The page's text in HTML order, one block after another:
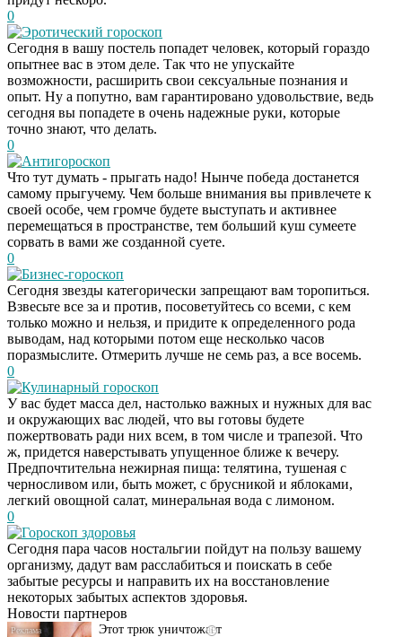
0
Эротический гороскоп
Сегодня в вашу постель попадет человек, который гораздо
опытнее вас в этом деле. Так что не упускайте
возможности, расширить свои сексуальные познания и
опыт. Ну а попутно, вам гарантировано удовольствие, ведь
сегодня вы попадете в очень надежные руки, которые
точно знают, что делать.
0
Антигороскоп
Что тут думать - прыгать надо! Нынче победа достанется
самому прыгучему. Чем больше внимания вы привлечете к
своей особе, чем громче будете выступать и активнее
перемещаться в пространстве, тем больший куш сумеете
сорвать в вами же созданной суете.
0
Бизнес-гороскоп
Сегодня звезды категорически запрещают вам торопиться.
Взвесьте все за и против, посоветуйтесь со всеми, с кем
только можно и нельзя, и придите к определенного рода
выводам, над которыми потом еще несколько часов
поразмыслите. Отмерить лучше не семь раз, а все восемь.
0
Кулинарный гороскоп
У вас будет масса дел, настолько важных и нужных для вас
и окружающих вас людей, что вы готовы будете
пожертвовать ради них всем, в том числе и трапезой. Что
ж, придется наверстывать упущенное ближе к вечеру.
Предпочтительна нежирная пища: телятина, тушеная с
черносливом или, быть может, с брусникой и яблоками,
легкий овощной салат, минеральная вода с лимоном.
0
Гороскоп здоровья
Сегодня пара часов ностальгии пойдут на пользу вашему
организму, дадут вам расслабиться и поискать в себе
забытые ресурсы и направить их на восстановление
некоторых забытых аспектов здоровья.
Новости партнеров
Даже самый
запущенный грибок
исчезнет с корнем,
если перед сном…
i
Этот трюк уничтожает